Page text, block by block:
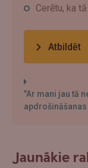
Cerētu, ka
Atbildēt
"Ar mani jau tā
Jaunākie